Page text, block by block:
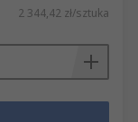
2 344,42 zł/sztuka